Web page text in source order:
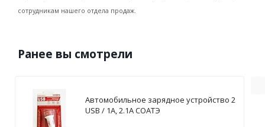
сотрудникам нашего отдела продаж.
Ранее вы смотрели
Автомобильное зарядное устройство 2
USB / 1А, 2.1А СОАТЭ